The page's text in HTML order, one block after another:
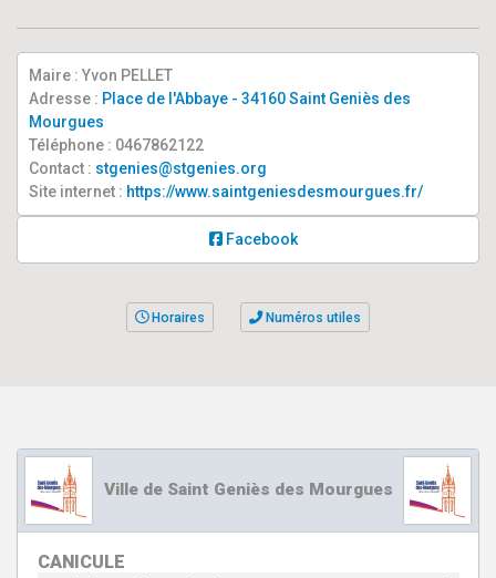
Maire : Yvon PELLET
Adresse : Place de l'Abbaye - 34160 Saint Geniès des
Mourgues
Téléphone : 0467862122
Contact : stgenies@stgenies.org
Site internet : https://www.saintgeniesdesmourgues.fr/
Facebook
Horaires Numéros utiles
Ville de Saint Geniès des Mourgues
CANICULE